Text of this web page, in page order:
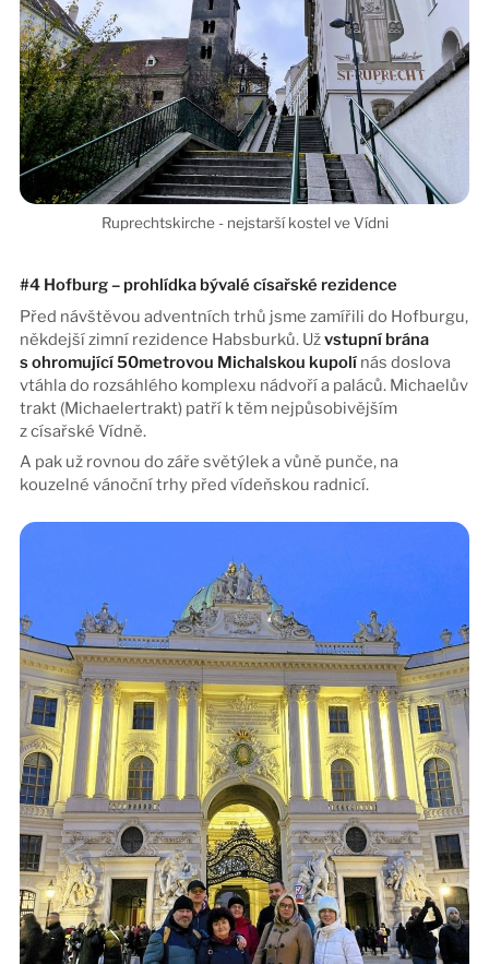
#4 Hofburg – prohlídka bývalé císařské rezidence
Před návštěvou adventních trhů jsme zamířili do Hofburgu,
někdejší zimní rezidence Habsburků. Užvstupní brána
s ohromující 50metrovou Michalskou kupolí nás doslova
vtáhla do rozsáhlého komplexu nádvoří a paláců. Michaelův
trakt (Michaelertrakt) patří k těm nejpůsobivějším
z císařské Vídně.
A pak už rovnou do záře světýlek a vůně punče, na
kouzelné vánoční trhy před vídeňskou radnicí.